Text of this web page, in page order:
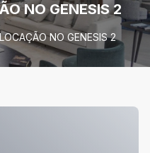
NO GENESIS 2
NO GENESIS 2